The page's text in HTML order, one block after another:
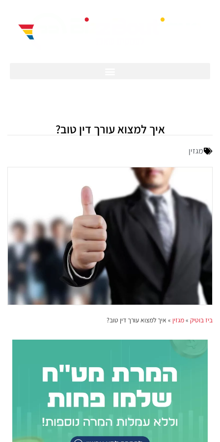
איך למצוא עורך דין טוב?
מגזין
ביז בוטיק »מגזין » איך למצוא עורך דין טוב?